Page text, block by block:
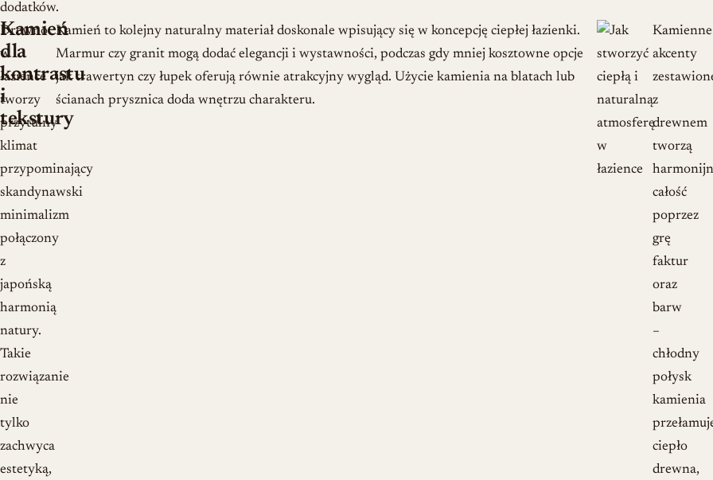
dodatków.
Drewno
w
łazience
tworzy
przytulny
klimat
przypominający
skandynawski
minimalizm
połączony
z
japońską
harmonią
natury.
Takie
rozwiązanie
nie
tylko
zachwyca
estetyką,
Kamień
dla
kontrastu
i
tekstury
Kamień to kolejny naturalny materiał doskonale wpisujący się w koncepcję ciepłej łazienki.
Marmur czy granit mogą dodać elegancji i wystawności, podczas gdy mniej kosztowne opcje
jak trawertyn czy łupek oferują równie atrakcyjny wygląd. Użycie kamienia na blatach lub
ścianach prysznica doda wnętrzu charakteru.
Kamienne
akcenty
z
drewnem
tworzą
całość
poprzez
grę
faktur
oraz
barw
–
chłodny
połysk
kamienia
ciepło
drewna,